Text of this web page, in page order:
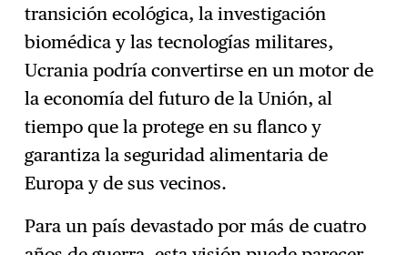
transición ecológica, la investigación
biomédica y las tecnologías militares,
Ucrania podría convertirse en un motor de
la economía del futuro de la Unión, al
tiempo que la protege en su flanco y
garantiza la seguridad alimentaria de
Europa y de sus vecinos.
Para un país devastado por más de cuatro